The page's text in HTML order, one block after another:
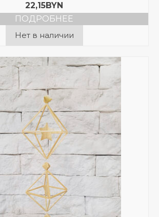
22,15BYN
ПОДРОБНЕЕ
Нет в наличии